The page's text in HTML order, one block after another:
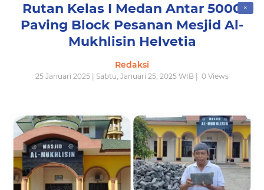
✕
Rutan Kelas I Medan Antar 5000
Paving Block Pesanan Mesjid Al-
Mukhlisin Helvetia
Redaksi
25 Januari 2025 | Sabtu, Januari 25, 2025 WIB | 0 Views